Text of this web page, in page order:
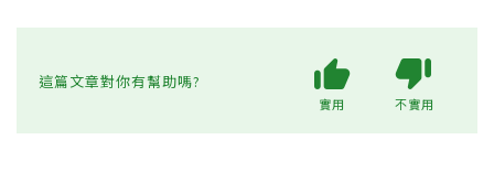
這篇文章對你有幫助嗎?
實用 不實用